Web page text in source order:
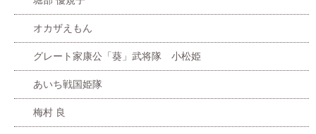
オカザえもん
グレート家康公「葵」武将隊 小松姫
あいち戦国姫隊
梅村 良